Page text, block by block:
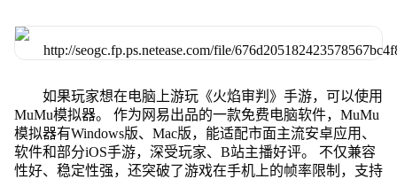
如果玩家想在电脑上游玩《火焰审判》手游，可以使用
MuMu模拟器。 作为网易出品的一款免费电脑软件，MuMu
模拟器有Windows版、Mac版，能适配市面主流安卓应用、
软件和部分iOS手游，深受玩家、B站主播好评。 不仅兼容
性好、稳定性强，还突破了游戏在手机上的帧率限制，支持